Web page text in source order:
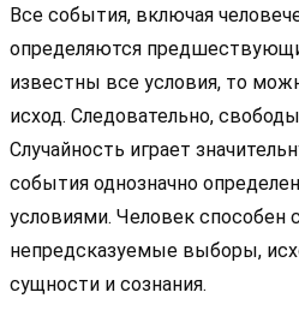
Все события, включая
определяются
известны все условия, то
исход. Следовательно,
Случайность играет
события однозначно
условиями. Человек способен
непредсказуемые выборы,
сущности и сознания.